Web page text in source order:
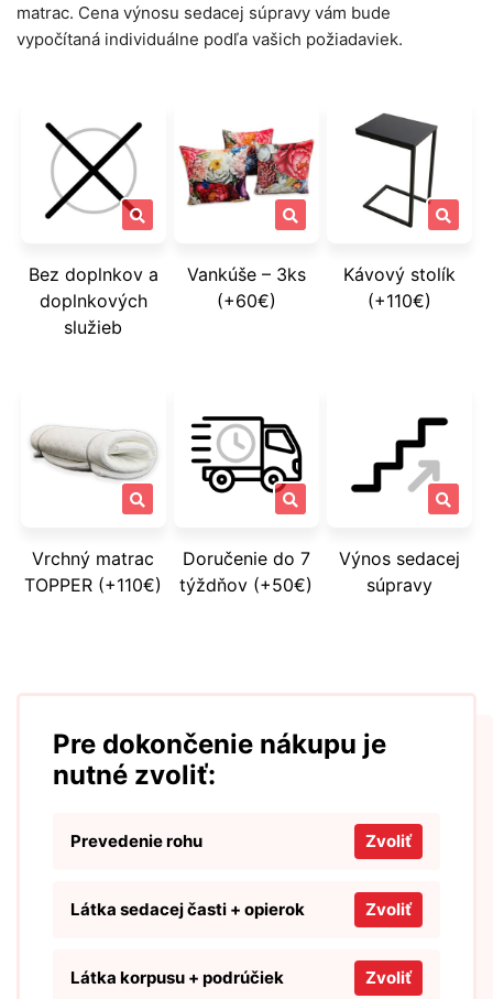
matrac. Cena výnosu sedacej súpravy vám bude
vypočítaná individuálne podľa vašich požiadaviek.
Bez doplnkov a
doplnkových
služieb
Vankúše – 3ks
(+60€)
Kávový stolík
(+110€)
Vrchný matrac
TOPPER (+110€)
Doručenie do 7
týždňov (+50€)
Výnos sedacej
súpravy
Pre dokončenie nákupu je
nutné zvoliť:
Prevedenie rohu Zvoliť
Látka sedacej časti + opierok Zvoliť
Látka korpusu + podrúčiek Zvoliť